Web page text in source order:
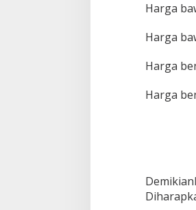
Harga
Harga
Harga
Harga